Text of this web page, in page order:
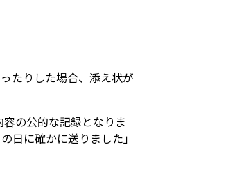
たりした場合、添え状が
の公的な記録となりま
日に確かに送りました」